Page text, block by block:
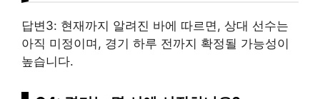
답변3: 현재까지 알려진 바에 따르면, 상대 선수는
아직 미정이며, 경기 하루 전까지 확정될 가능성이
높습니다.